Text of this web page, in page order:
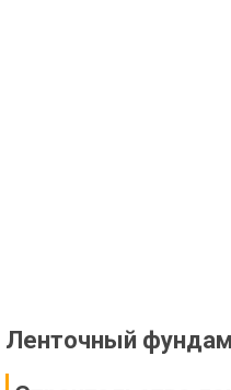
Ленточный